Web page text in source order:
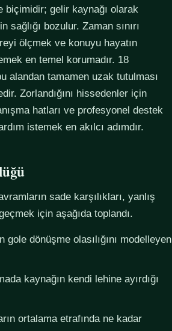
biçimidir; gelir kaynağı olarak
sağlığı bozulur. Zaman sınırı
ölçmek ve konuyu hayatın
en temel korumadır. 18
alandan tamamen uzak tutulması
Zorlandığını hissedenler için
hatları ve profesyonel destek
istemek en akılcı adımdır.
sade karşılıkları, yanlış
için aşağıda toplandı.
gole dönüşme olasılığını modelleyen
kaynağın kendi lehine ayırdığı
ortalama etrafında ne kadar